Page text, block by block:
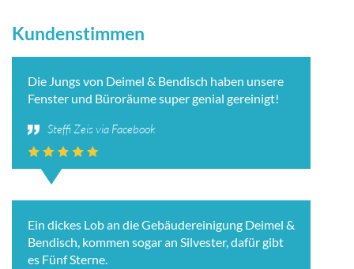
Kundenstimmen
Die Jungs von Deimel & Bendisch haben unsere
Fenster und Büroräume super genial gereinigt!
Steffi Zeis via Facebook
Ein dickes Lob an die Gebäudereinigung Deimel &
Bendisch, kommen sogar an Silvester, dafür gibt
es Fünf Sterne.